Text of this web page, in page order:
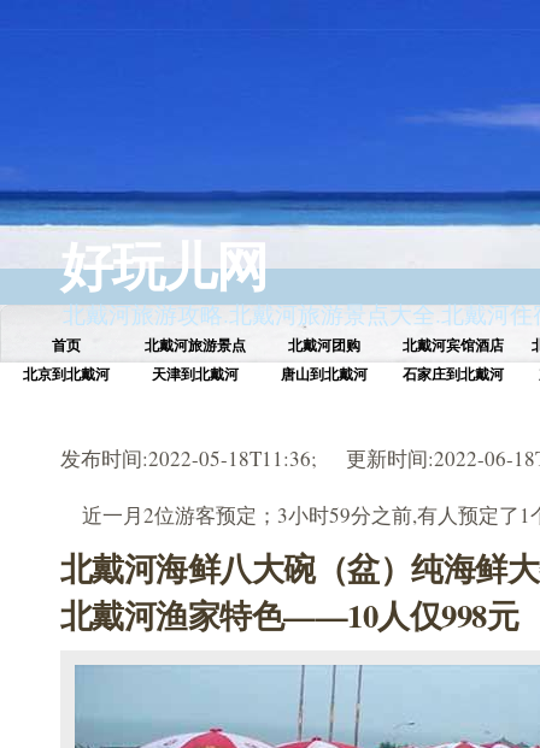
好玩儿网
北戴河旅游攻略.北戴河旅游景点大全.北戴河住
首页 北戴河旅游景点 北戴河团购 北戴河宾馆酒店
北京到北戴河
天津到北戴河 唐山到北戴河 石家庄到北戴河
发布时间:2022-05-18T11:36; 更新时间:2022-06-
近一月2位游客预定；3小时59分之前,有人预定了1
北戴河海鲜八大碗（盆）纯海鲜
北戴河渔家特色——10人仅998元